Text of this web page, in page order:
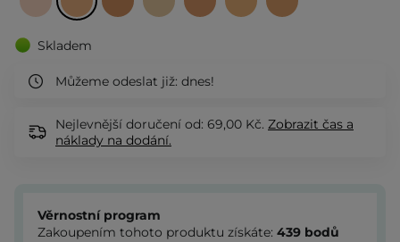
Skladem
Můžeme odeslat již: dnes!
Nejlevnější doručení od: 69,00 Kč. Zobrazit čas a
náklady na dodání.
Věrnostní program
Zakoupením tohoto produktu získáte: 439 bodů